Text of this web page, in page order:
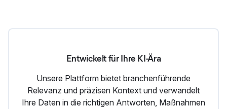
Entwickelt für Ihre KI-Ära
Unsere Plattform bietet branchenführende
Relevanz und präzisen Kontext und verwandelt
Ihre Daten in die richtigen Antworten, Maßnahmen